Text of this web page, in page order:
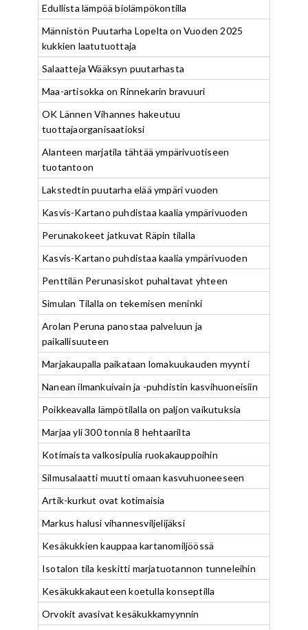
Edullista lämpöä biolämpökontilla
Männistön Puutarha Lopelta on Vuoden 2025
kukkien laatutuottaja
Salaatteja Wääksyn puutarhasta
Maa-artisokka on Rinnekarin bravuuri
OK Lännen Vihannes hakeutuu
tuottajaorganisaatioksi
Alanteen marjatila tähtää ympärivuotiseen
tuotantoon
Lakstedtin puutarha elää ympäri vuoden
Kasvis-Kartano puhdistaa kaalia ympärivuoden
Perunakokeet jatkuvat Räpin tilalla
Kasvis-Kartano puhdistaa kaalia ympärivuoden
Penttilän Perunasiskot puhaltavat yhteen
Simulan Tilalla on tekemisen meninki
Arolan Peruna panostaa palveluun ja
paikallisuuteen
Marjakaupalla paikataan lomakuukauden myynti
Nanean ilmankuivain ja -puhdistin kasvihuoneisiin
Poikkeavalla lämpötilalla on paljon vaikutuksia
Marjaa yli 300 tonnia 8 hehtaarilta
Kotimaista valkosipulia ruokakauppoihin
Silmusalaatti muutti omaan kasvuhuoneeseen
Artik-kurkut ovat kotimaisia
Markus halusi vihannesviljelijäksi
Kesäkukkien kauppaa kartanomiljöössä
Isotalon tila keskitti marjatuotannon tunneleihin
Kesäkukkakauteen koetulla konseptilla
Orvokit avasivat kesäkukkamyynnin